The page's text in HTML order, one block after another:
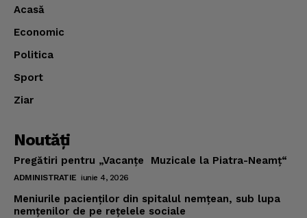
Acasă
Economic
Politica
Sport
Ziar
Noutăţi
Pregătiri pentru „Vacanţe Muzicale la Piatra-Neamţ“
ADMINISTRATIE iunie 4, 2026
Meniurile pacienţilor din spitalul nemţean, sub lupa
nemţenilor de pe reţelele sociale